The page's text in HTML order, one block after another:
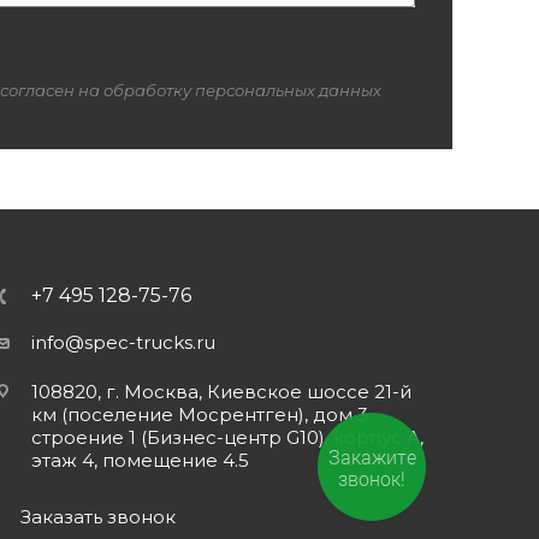
на обработку персональных данных
+7 495 128-75-76
info@spec-trucks.ru
108820, г. Москва, Киевское шоссе 21-й
км (поселение Мосрентген), дом 3
строение 1 (Бизнес-центр G10), корпус А,
этаж 4, помещение 4.5
Заказать звонок
Закажите
звонок!